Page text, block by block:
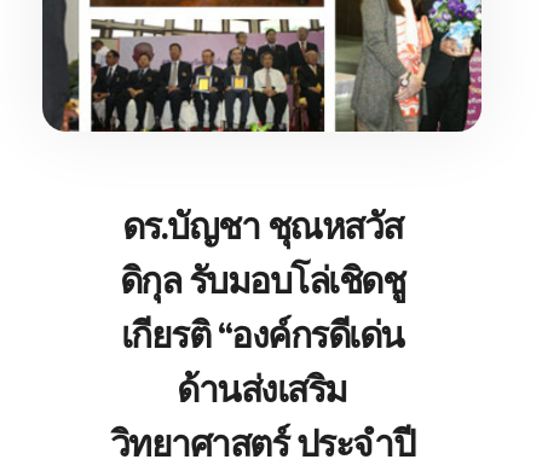
ดร.บัญชา ชุณหสวัส
ดิกุล รับมอบโล่เชิดชู
เกียรติ “องค์กรดีเด่น
ด้านส่งเสริม
วิทยาศาสตร์ ประจำปี